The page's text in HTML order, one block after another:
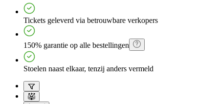
Tickets geleverd via betrouwbare verkopers
150% garantie op alle bestellingen
Stoelen naast elkaar, tenzij anders vermeld